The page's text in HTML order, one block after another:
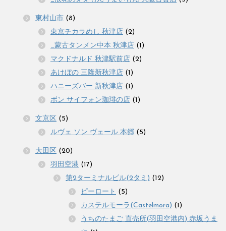
東村山市 (8)
東京チカラめし 秋津店 (2)
_蒙古タンメン中本 秋津店 (1)
マクドナルド 秋津駅前店 (2)
あけぼの 三隆新秋津店 (1)
ハニーズバー 新秋津店 (1)
ボン サイフォン珈琲の店 (1)
文京区 (5)
ルヴェ ソン ヴェール 本郷 (5)
大田区 (20)
羽田空港 (17)
第2ターミナルビル(2タミ) (12)
ピーロート (5)
カステルモーラ(Castelmora) (1)
うちのたまご 直売所(羽田空港内) 赤坂うま